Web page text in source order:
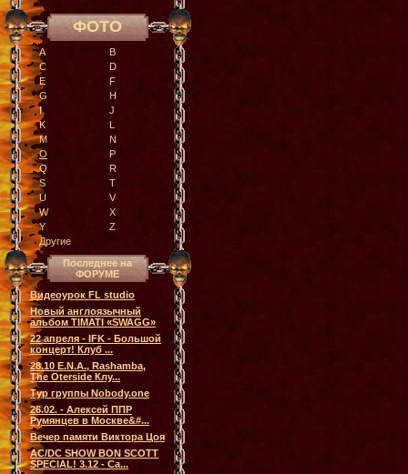
ФОТО
A
B
C
D
E
F
G
H
I
J
K
L
M
N
O
P
Q
R
S
T
U
V
W
X
Y
Z
Другие
Последнее на
ФОРУМЕ
Видеоурок FL studio
Новый англоязычный
альбом TIMATI «SWAGG»
22 апреля - IFK - Большой
концерт! Клуб ...
28.10 E.N.A., Rashamba,
The Oterside Клу...
Тур группы Nobody.one
26.02. - Алексей ППР
Румянцев в Москве&#...
Вечер памяти Виктора Цоя
AC/DC SHOW BON SCOTT
SPECIAL! 3.12 - Са...